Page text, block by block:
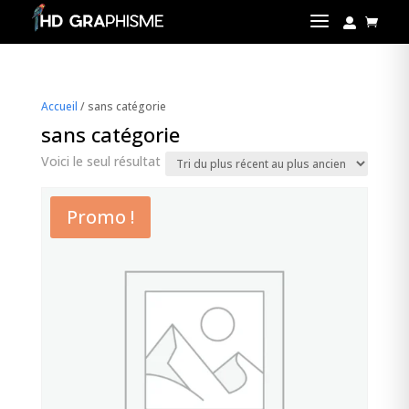
a  
Accueil / sans catégorie
sans catégorie
Voici le seul résultat
Promo !